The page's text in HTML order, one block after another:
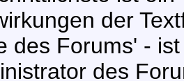
der
des Forums' -
des